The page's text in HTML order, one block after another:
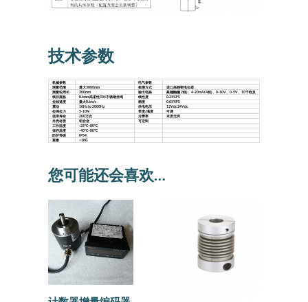
技术参数
机械参数
电气参数
测量范围
最大3000mm 检测方式
进口高精密电位器
测量轮周长
300mm 输出电路
4-20mA(2线)、4-20mA(4线)、0-10V、0-5V、10千欧及其他阻值
线径规格
0.6mm高柔性304不锈钢丝绳 线性度
0.25%FS
拉线速度
最大0.6m/s 精度
0.05%FS
震动
10Hz to 2000Hz 供电电压
12Vdc 24Vdc
拉绳拉力
5-10N 零度/满度
可调
使用寿命
200万次 分辨率
本质无穷
外壳材质
铝合金
可定制
工作温度
-25°C~80°C
保存温度
-40°C~80°C
防护等级
IP54
重量
<1KG
您可能还会喜欢…